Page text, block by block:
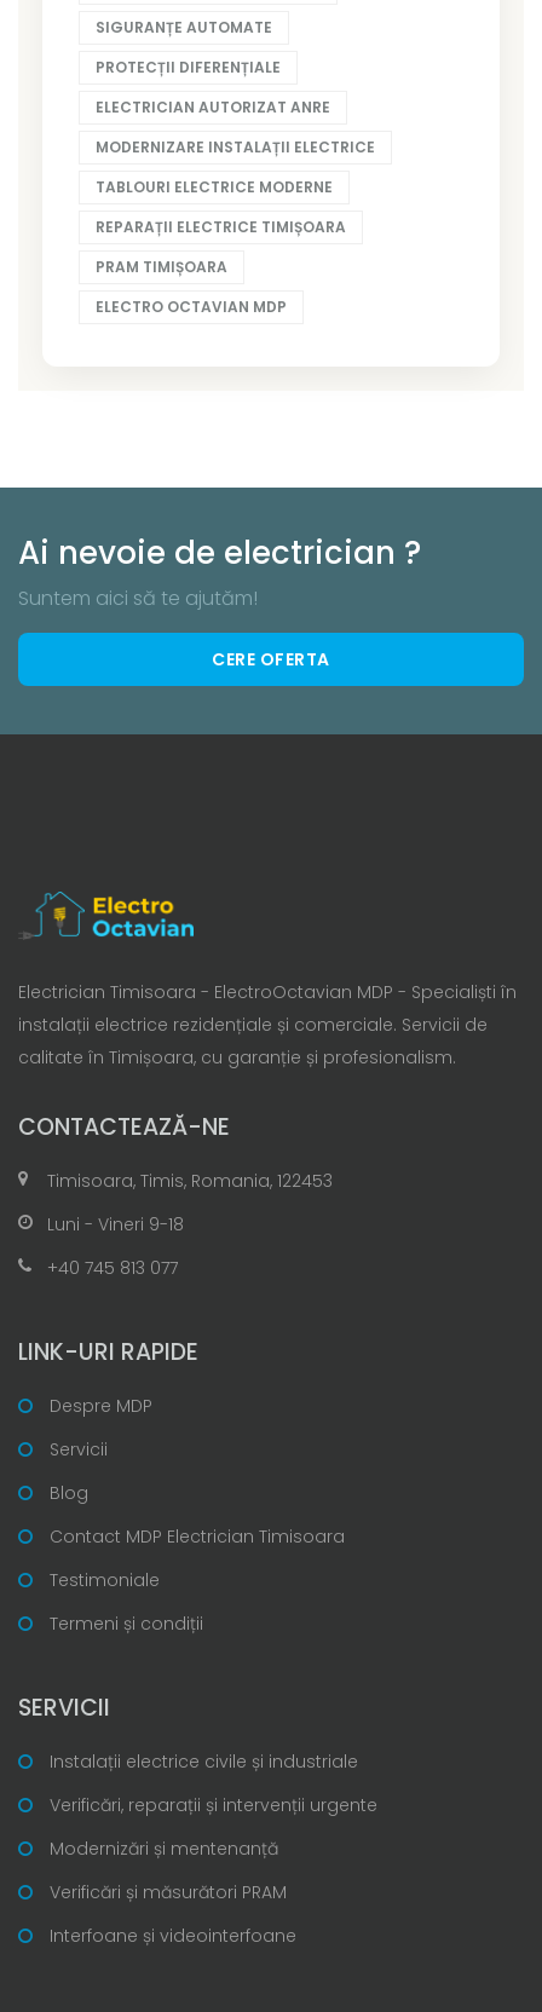
SIGURANȚE AUTOMATE
PROTECȚII DIFERENȚIALE
ELECTRICIAN AUTORIZAT ANRE
MODERNIZARE INSTALAȚII ELECTRICE
TABLOURI ELECTRICE MODERNE
REPARAȚII ELECTRICE TIMIȘOARA
PRAM TIMIȘOARA
ELECTRO OCTAVIAN MDP
Ai nevoie de electrician ?
Suntem aici să te ajutăm!
CERE OFERTA
Electrician Timisoara - ElectroOctavian MDP - Specialiști în
instalații electrice rezidențiale și comerciale. Servicii de
calitate în Timișoara, cu garanție și profesionalism.
CONTACTEAZĂ-NE
Timisoara, Timis, Romania, 122453
Luni - Vineri 9-18
+40 745 813 077
LINK-URI RAPIDE
Despre MDP
Servicii
Blog
Contact MDP Electrician Timisoara
Testimoniale
Termeni și condiții
SERVICII
Instalații electrice civile și industriale
Verificări, reparații și intervenții urgente
Modernizări și mentenanță
Verificări și măsurători PRAM
Interfoane și videointerfoane